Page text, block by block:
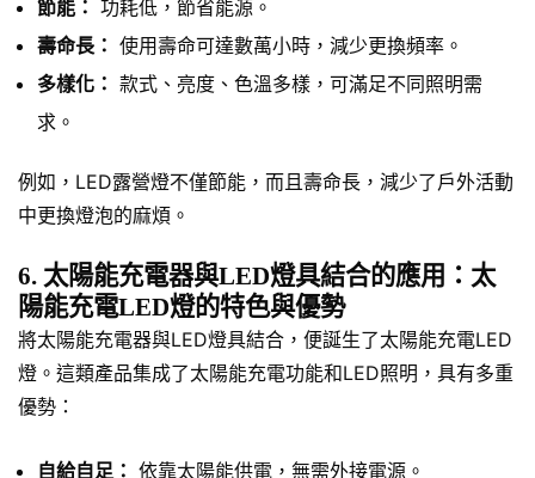
節能： 功耗低，節省能源。
壽命長： 使用壽命可達數萬小時，減少更換頻率。
多樣化： 款式、亮度、色溫多樣，可滿足不同照明需
求。
例如，LED露營燈不僅節能，而且壽命長，減少了戶外活動
中更換燈泡的麻煩。
6. 太陽能充電器與LED燈具結合的應用：太
陽能充電LED燈的特色與優勢
將太陽能充電器與LED燈具結合，便誕生了太陽能充電LED
燈。這類產品集成了太陽能充電功能和LED照明，具有多重
優勢：
自給自足： 依靠太陽能供電，無需外接電源。